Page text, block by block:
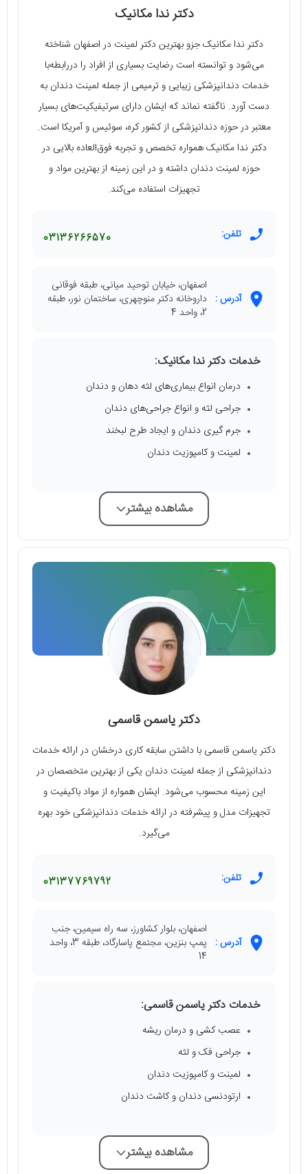
دکتر ندا مکانیک
دکتر ندا مکانیک جزو بهترین دکتر لمینت در اصفهان شناخته
می‌شود و توانسته است رضایت بسیاری از افراد را دررابطه‌با
خدمات دندانپزشکی زیبایی و ترمیمی از جمله لمینت دندان به
دست آورد. ناگفته نماند که ایشان دارای سرتیفیکیت‌های بسیار
معتبر در حوزه دندانپزشکی از کشور کره، سوئیس و آمریکا است.
دکتر ندا مکانیک همواره تخصص و تجربه فوق‌العاده بالایی در
حوزه لمینت دندان داشته و در این زمینه از بهترین مواد و
تجهیزات استفاده می‌کند.
تلفن: 03136266570
آدرس :
اصفهان، خیابان توحید میانی، طبقه فوقانی
داروخانه دکتر منوچهری، ساختمان نور، طبقه
2، واحد 4
خدمات دکتر ندا مکانیک:
درمان انواع بیماری‌های لثه دهان و دندان
جراحی لثه و انواع جراحی‌های دندان
جرم گیری دندان و ایجاد طرح لبخند
لمینت و کامپوزیت دندان
مشاهده بیشتر
دکتر یاسمن قاسمی
دکتر یاسمن قاسمی با داشتن سابقه کاری درخشان در ارائه خدمات
دندانپزشکی از جمله لمینت دندان یکی از بهترین متخصصان در
این زمینه محسوب می‌شود. ایشان همواره از مواد باکیفیت و
تجهیزات مدل و پیشرفته در ارائه خدمات دندانپزشکی خود بهره
می‌گیرد.
تلفن: 03137769792
آدرس :
اصفهان، بلوار کشاورز، سه راه سیمین، جنب
پمپ بنزین، مجتمع پاسارگاد، طبقه 3، واحد
14
خدمات دکتر یاسمن قاسمی:
عصب کشی و درمان ریشه
جراحی فک و لثه
لمینت و کامپوزیت دندان
ارتودنسی دندان و کاشت دندان
مشاهده بیشتر